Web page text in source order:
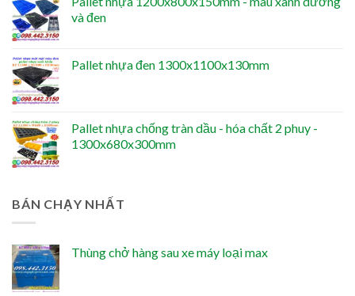
và đen
Pallet nhựa đen 1300x1100x130mm
Pallet nhựa chống tràn dầu - hóa chất 2 phuy -
1300x680x300mm
BÁN CHẠY NHẤT
Thùng chở hàng sau xe máy loại max